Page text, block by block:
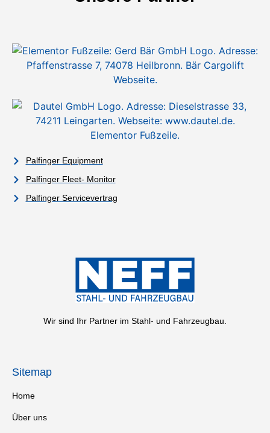
Palfinger Equipment
Palfinger Fleet- Monitor
Palfinger Servicevertrag
Wir sind Ihr Partner im Stahl- und Fahrzeugbau.
Sitemap
Home
Über uns